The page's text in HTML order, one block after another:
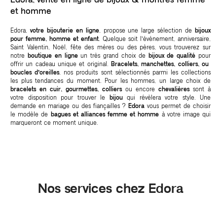
et homme
Edora, votre bijouterie en ligne, propose une large sélection debijoux
pour femme, homme et enfant . Quelque soit l’événement, anniversaire,
Saint Valentin, Noël, fête des mères ou des pères, vous trouverez sur
notre boutique en ligneun très grand choix de bijoux de qualité pour
offrir un cadeau unique et original. Bracelets, manchettes, colliers, ou
boucles d’oreilles, nos produits sont sélectionnés parmi les collections
les plus tendances du moment. Pour les hommes, un large choix de
bracelets en cuir, gourmettes, colliersou encore chevalièressont à
votre disposition pour trouver le bijouqui révèlera votre style. Une
demande en mariage ou des fiançailles ?Edora vous permet de choisir
le modèle de bagues et alliances femme et homme à votre image qui
marqueront ce moment unique.
Nos services chez Edora